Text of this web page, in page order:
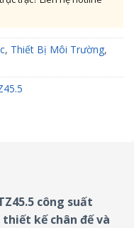
, Thiết Bị Môi Trường,
công suất
thiết kế chân đế và